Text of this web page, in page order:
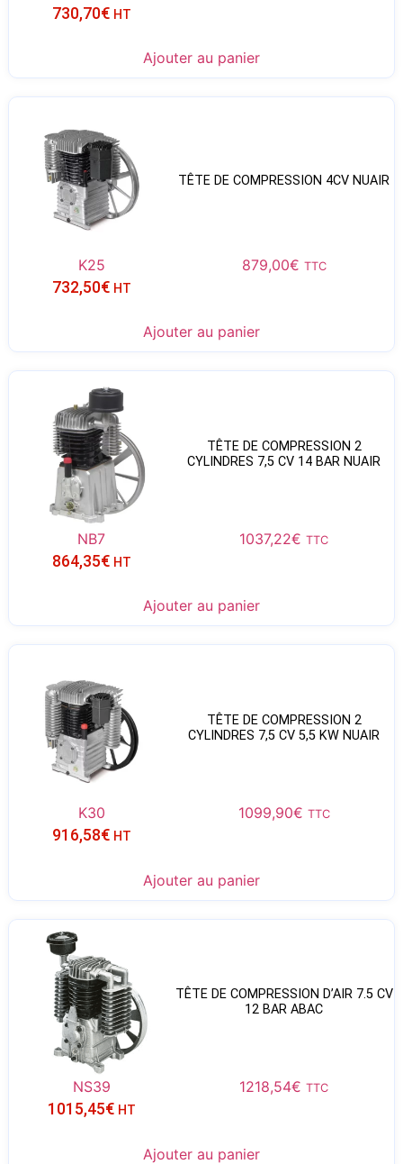
730,70€ HT
Ajouter au panier
TÊTE DE COMPRESSION 4CV NUAIR
K25 879,00€ TTC
732,50€ HT
Ajouter au panier
TÊTE DE COMPRESSION 2
CYLINDRES 7,5 CV 14 BAR NUAIR
NB7 1037,22€ TTC
864,35€ HT
Ajouter au panier
TÊTE DE COMPRESSION 2
CYLINDRES 7,5 CV 5,5 KW NUAIR
K30 1099,90€ TTC
916,58€ HT
Ajouter au panier
TÊTE DE COMPRESSION D’AIR 7.5 CV
12 BAR ABAC
NS39 1218,54€ TTC
1015,45€ HT
Ajouter au panier